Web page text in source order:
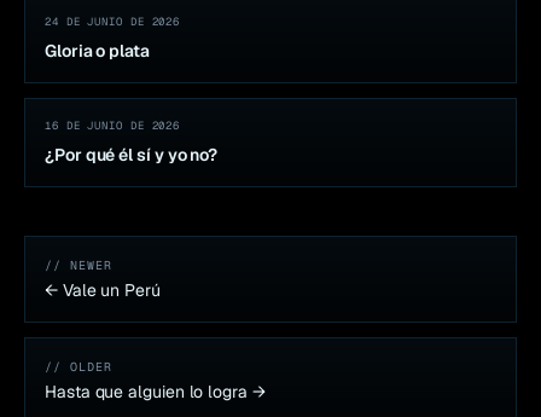
24 DE JUNIO DE 2026
Gloria o plata
16 DE JUNIO DE 2026
¿Por qué él sí y yo no?
// NEWER
← Vale un Perú
// OLDER
Hasta que alguien lo logra →